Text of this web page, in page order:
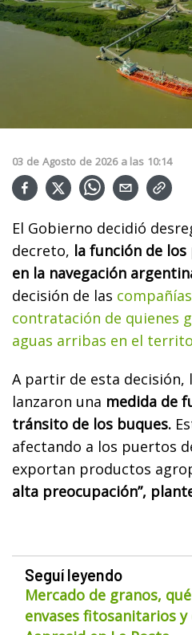
03 de Agosto de 2026 a las 10:14
El Gobierno decidió
decreto, la función de
en la navegación
decisión de las
contratación de quienes
aguas arribas en el
A partir de esta decisión,
lanzaron una medida de
tránsito de los buques.
afectando a los puertos
exportan productos
alta preocupación”,
Seguí leyendo
Mercado de granos,
envases fitosanitarios y